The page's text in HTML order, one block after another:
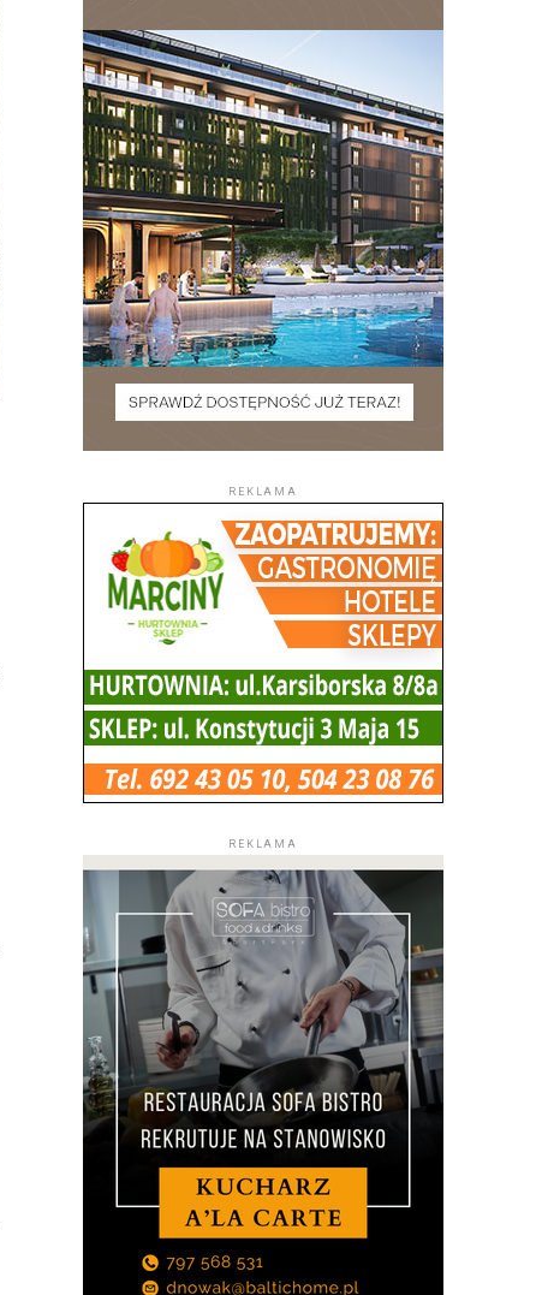
REKLAMA
REKLAMA